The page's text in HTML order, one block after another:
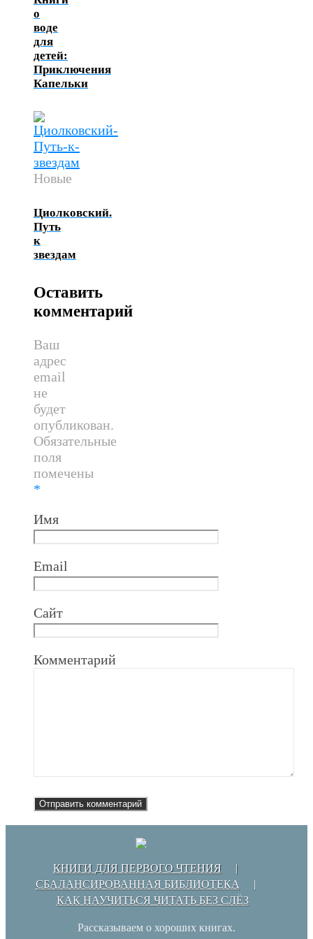
о
воде
для
детей:
Приключения
Капельки
Новые
Циолковский.
Путь
к
звездам
Оставить
комментарий
Ваш
адрес
email
не
будет
опубликован.
Обязательные
поля
помечены
*
Имя
Email
Сайт
Комментарий
КНИГИ ДЛЯ ПЕРВОГО ЧТЕНИЯ
СБАЛАНСИРОВАННАЯ БИБЛИОТЕКА
КАК НАУЧИТЬСЯ ЧИТАТЬ БЕЗ СЛЁЗ
Рассказываем о хороших книгах.